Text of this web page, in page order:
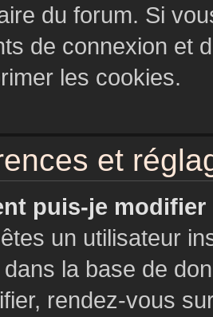
du forum. Si
de connexion et
les cookies.
et
puis-je modifier
un utilisateur
la base de
rendez-vous